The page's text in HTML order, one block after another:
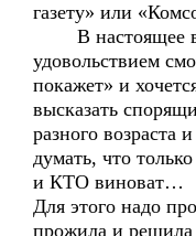
газету» или
В настоящее
удовольствием
покажет» и
высказать
разного возраста
думать, что
и КТО виноват…
Для этого надо
прожила и решила